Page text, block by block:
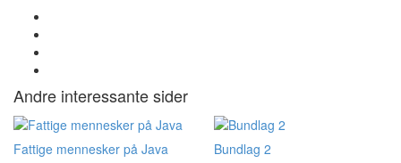
Andre interessante sider
Fattige mennesker på Java
Bundlag 2